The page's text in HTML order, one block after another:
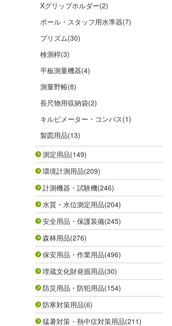
Xグリップホルダー(2)
ポール・スタッフ用水準器(7)
プリズム(30)
検測桿(3)
平板測量機器(4)
測量野帳(8)
長尺物用収納袋(2)
キルビメーター・コンパス(1)
製図用品(13)
測定用品(149)
環境計測用品(209)
計測機器・試験機(246)
水質・水位測定用品(204)
安全用品・保護装備(245)
森林用品(276)
保安用品・作業用品(496)
埋蔵文化財発掘用品(30)
防災用品・防犯用品(154)
防寒対策用品(6)
猛暑対策・熱中症対策用品(211)